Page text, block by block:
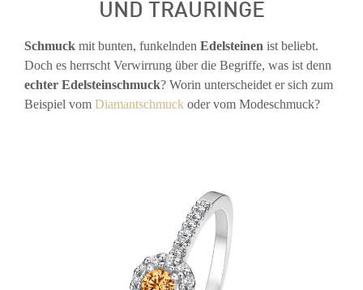
UND TRAURINGE
Schmuck mit bunten, funkelnden Edelsteinen ist beliebt.
Doch es herrscht Verwirrung über die Begriffe, was ist denn
echter Edelsteinschmuck? Worin unterscheidet er sich zum
Beispiel vom Diamantschmuck oder vom Modeschmuck?